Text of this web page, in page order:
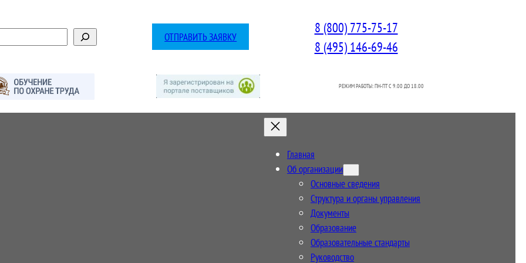
ОТПРАВИТЬ ЗАЯВКУ
8 (800) 775-75-17
8 (495) 146-69-46
РЕЖИМ РАБОТЫ: ПН-ПТ C 9.00 ДО 18.00
Главная
Об организации
Основные сведения
Структура и органы управления
Документы
Образование
Образовательные стандарты
Руководство